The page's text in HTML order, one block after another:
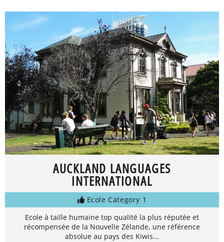
AUCKLAND LANGUAGES
INTERNATIONAL
Ecole Category 1
Ecole à taille humaine top qualité la plus réputée et
récompensée de la Nouvelle Zélande, une référence
absolue au pays des Kiwis...